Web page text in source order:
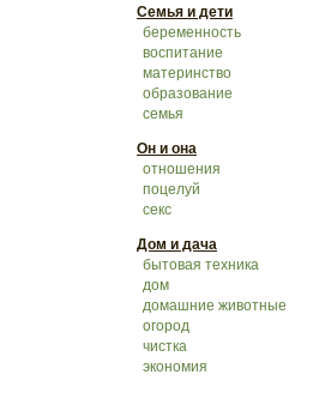
Семья и дети
беременность
воспитание
материнство
образование
семья
Он и она
отношения
поцелуй
секс
Дом и дача
бытовая техника
дом
домашние животные
огород
чистка
экономия